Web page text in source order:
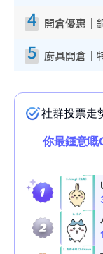
4
5